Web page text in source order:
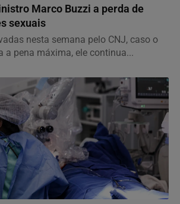
Marco Buzzi a perda de
sexuais
nesta semana pelo CNJ, caso o
a pena máxima, ele continua...